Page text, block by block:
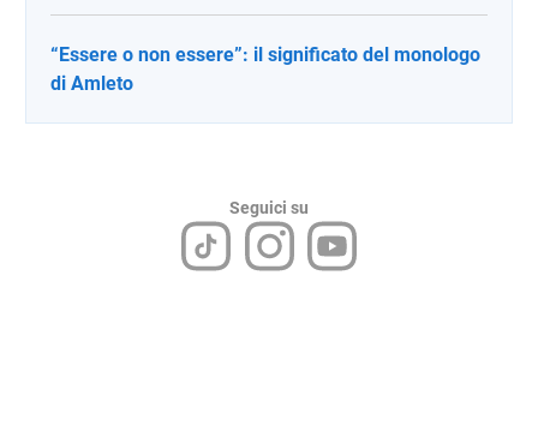
“Essere o non essere”: il significato del monologo
di Amleto
Seguici su